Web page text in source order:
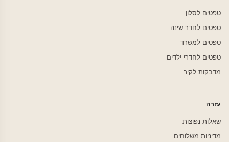
טפטים לסלון
טפטים לחדר שינה
טפטים למשרד
טפטים לחדרי ילדים
מדבקות לקיר
עזרה
שאלות נפוצות
מדיניות משלוחים